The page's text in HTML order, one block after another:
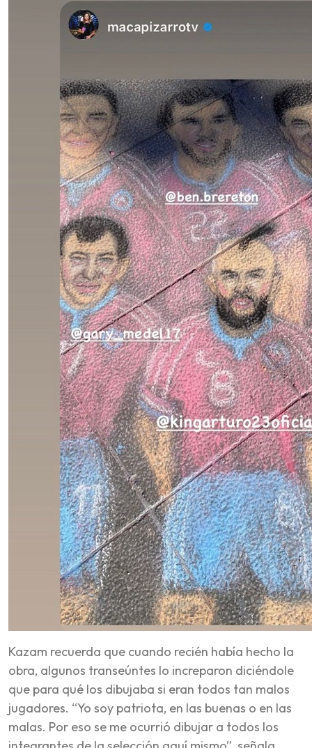
Kazam recuerda que cuando recién había hecho la
obra, algunos transeúntes lo increparon diciéndole
que para qué los dibujaba si eran todos tan malos
jugadores. “Yo soy patriota, en las buenas o en las
malas. Por eso se me ocurrió dibujar a todos los